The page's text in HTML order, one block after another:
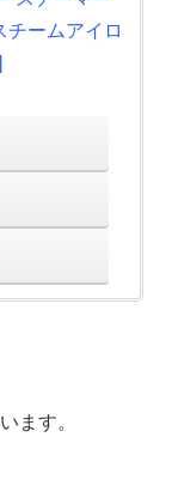
チームアイロ
ます。